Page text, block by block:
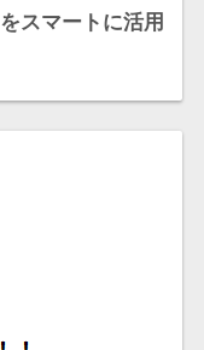
スマートに活用